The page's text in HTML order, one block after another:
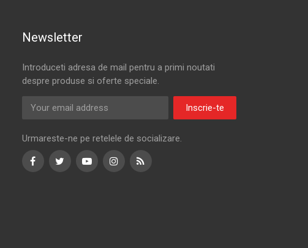
Newsletter
Introduceti adresa de mail pentru a primi noutati
despre produse si oferte speciale.
Inscrie-te
Urmareste-ne pe retelele de socializare.
FacebookTwitterYoutubeInstagram
RSS